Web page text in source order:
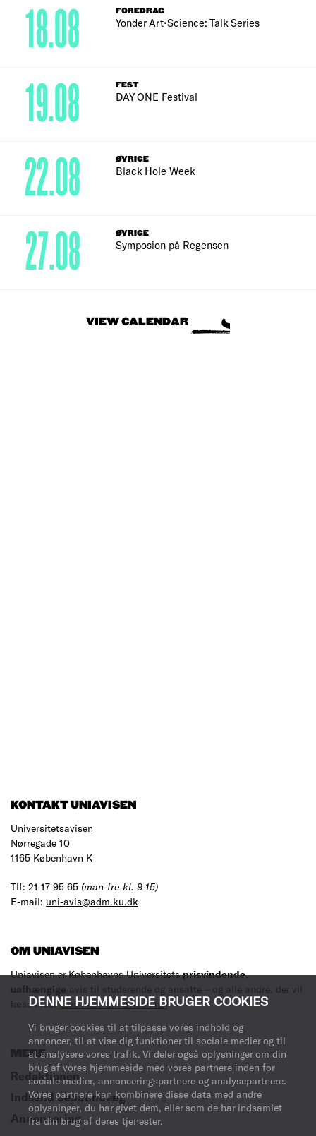
DENNE HJEMMESIDE BRUGER COOKIES
Vi bruger cookies til at tilpasse vores indhold og
annoncer, til at vise dig funktioner til sociale medier og til
at analysere vores trafik. Vi deler også oplysninger om din
brug af vores hjemmeside med vores partnere inden for
sociale medier, annonceringspartnere og analysepartnere.
Vores partnere kan kombinere disse data med andre
oplysninger, du har givet dem, eller som de har indsamlet
fra din brug af deres tjenester.
FOREDRAG
Yonder Art•Science: Talk Series
18.08
FEST
DAY ONE Festival
19.08
ØVRIGE
Black Hole Week
22.08
ØVRIGE
Symposion på Regensen
27.08
VIEW CALENDAR
KONTAKT UNIAVISEN
Universitetsavisen
Nørregade 10
1165 København K
Tlf: 21 17 95 65 (man-fre kl. 9-15)
E-mail: uni-avis@adm.ku.dk
OM UNIAVISEN
Uniavisen er Københavns Universitetsprisvindende,
uafhængige avis til studerende og ansatte – og alle andre, der vil
læse med.Læs mere om avisen her.
MERE
Redaktionen
Indsend debatindlæg
Annoncering